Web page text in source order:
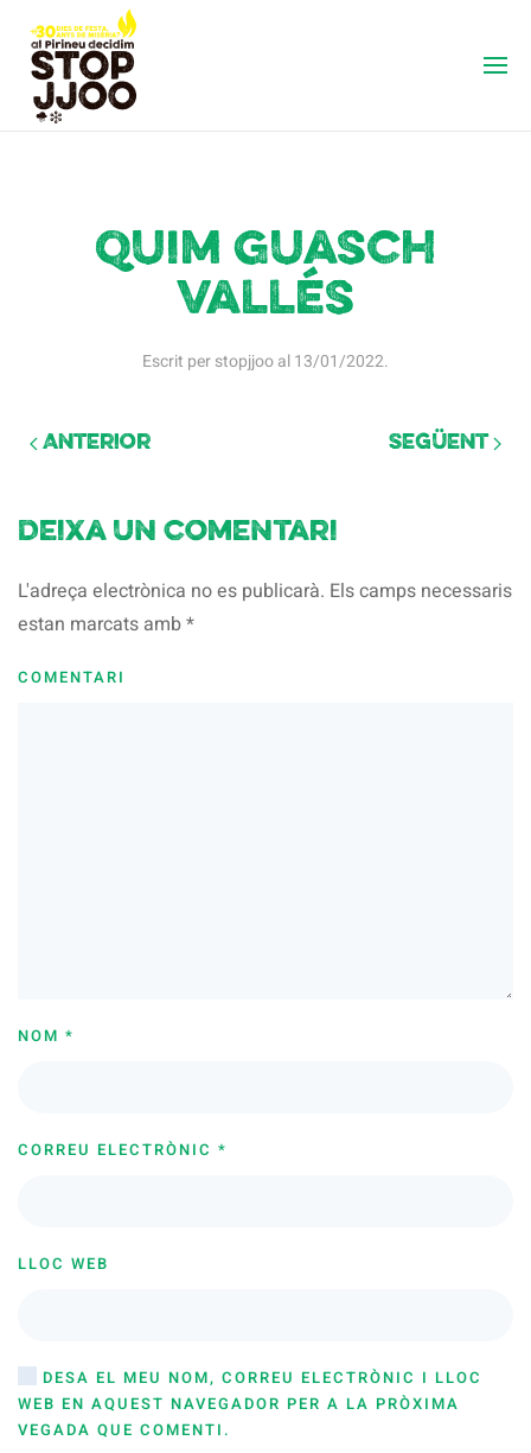
Quim Guasch
Vallés
Escrit perstopjjooal13/01/2022.
Anterior Següent
Deixa un comentari
L'adreça electrònica no es publicarà. Els camps necessaris
estan marcats amb*
COMENTARI
NOM *
CORREU ELECTRÒNIC *
LLOC WEB
DESA EL MEU NOM, CORREU ELECTRÒNIC I LLOC
WEB EN AQUEST NAVEGADOR PER A LA PRÒXIMA
VEGADA QUE COMENTI.